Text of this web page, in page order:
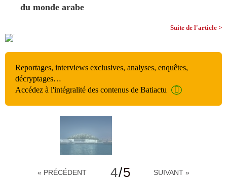
du monde arabe
Suite de l'article >
Reportages, interviews exclusives, analyses, enquêtes,
décryptages…
Accédez à l'intégralité des contenus de Batiactu
« PRÉCÉDENT 4/5 SUIVANT »